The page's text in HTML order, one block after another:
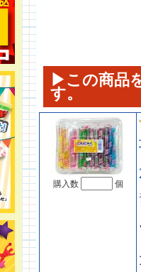
▶この商品
す。
購入数 個